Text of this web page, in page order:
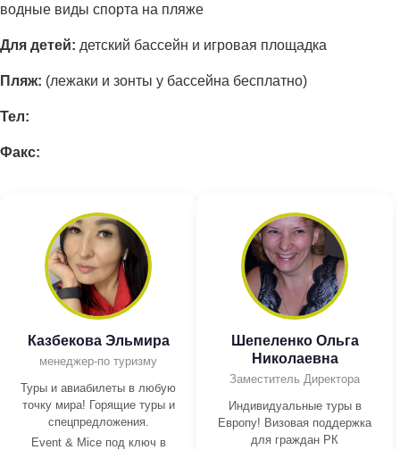
водные виды спорта на пляже
Для детей: детский бассейн и игровая площадка
Пляж: (лежаки и зонты у бассейна бесплатно)
Тел:
Факс:
Казбекова Эльмира
менеджер-по туризму
Туры и авиабилеты в любую
точку мира! Горящие туры и
спецпредложения.
Event & Mice под ключ в
Шепеленко Ольга
Николаевна
Заместитель Директора
Индивидуальные туры в
Европу! Визовая поддержка
для граждан РК